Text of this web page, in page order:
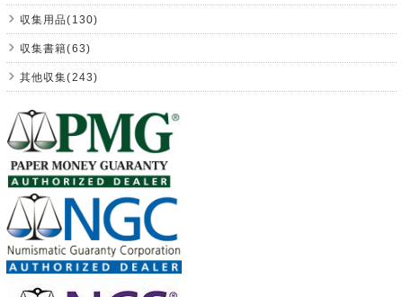
収集用品(130)
収集書籍(63)
其他収集(243)